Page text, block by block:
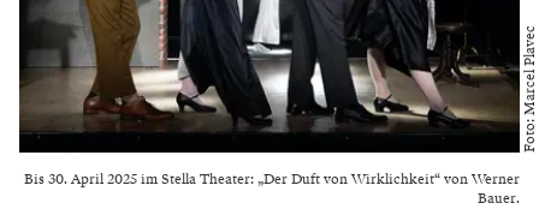
Bis 30. April 2025 im Stella Theater: „Der Duft von Wirklichkeit“ von Werner
Bauer.
Foto: Marcel Plavec